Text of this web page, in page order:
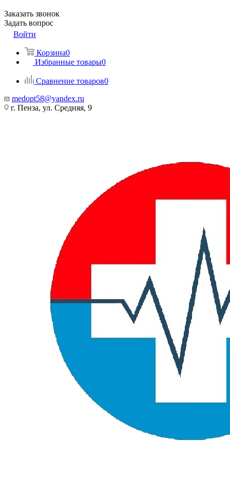
Заказать звонок
Задать вопрос
Войти
Корзина0
Избранные товары0
Сравнение товаров0
medopt58@yandex.ru
г. Пенза, ул. Средняя, 9